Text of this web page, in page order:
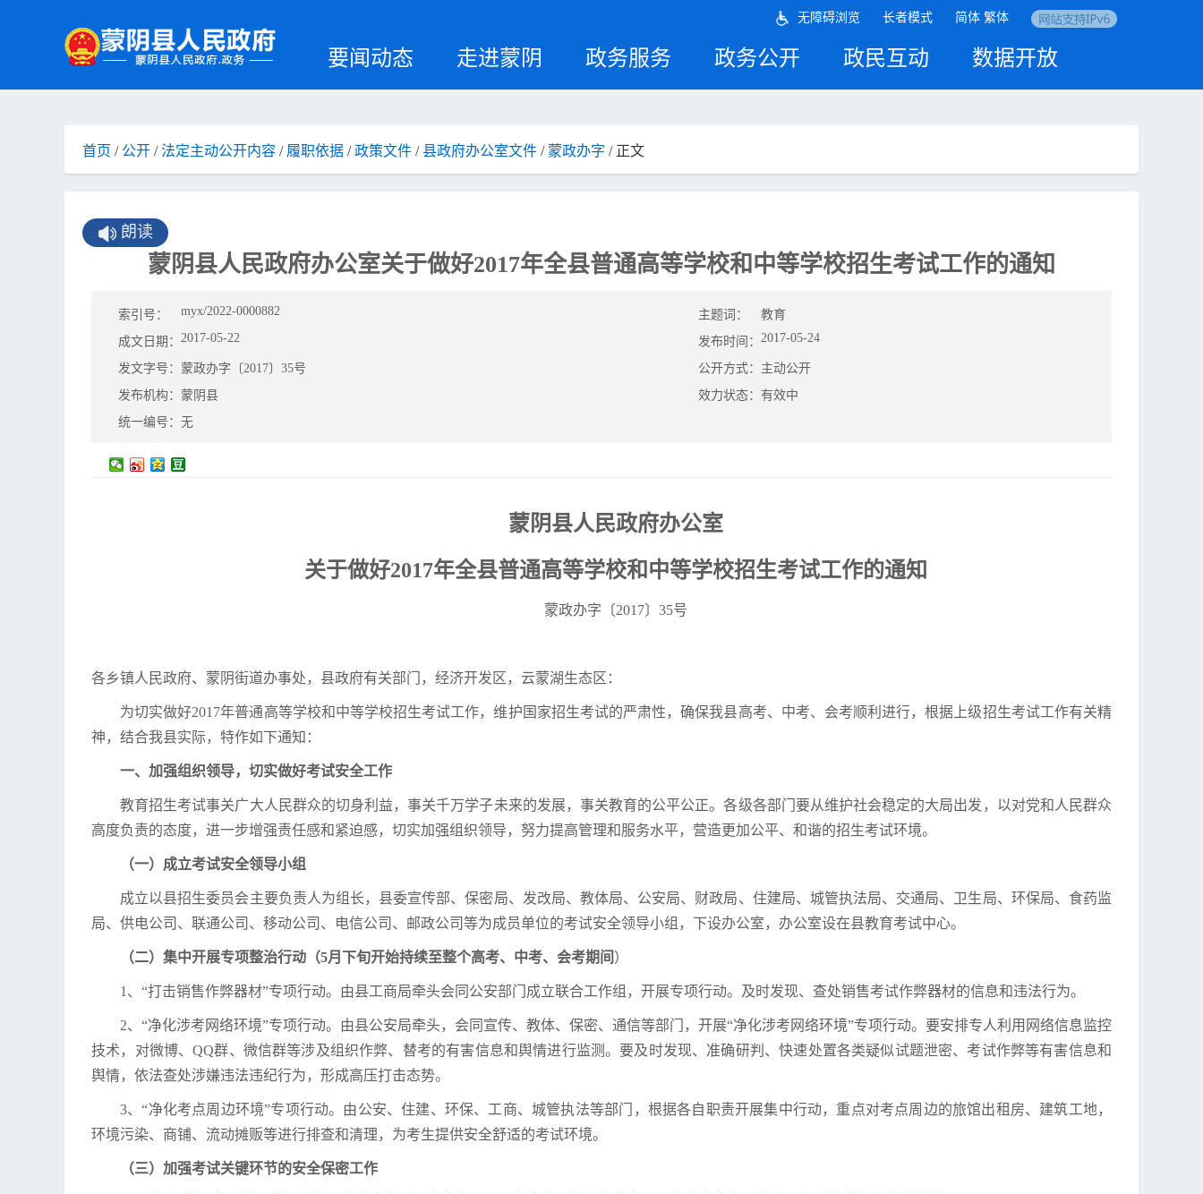
要闻动态 走进蒙阴 政务服务 政务公开 政民互动 数据开放
无障碍浏览 长者模式 简体 繁体
首页 / 公开 /法定主动公开内容 / 履职依据 /政策文件 / 县政府办公室文件 / 蒙政办字 / 正文
朗读
蒙阴县人民政府办公室关于做好2017年全县普通高等学校和中等学校招生考试工作的通知
索引号： myx/2022-0000882 主题词：
教育
成文日期： 2017-05-22 发布时间： 2017-05-24
发文字号： 蒙政办字〔2017〕35号 公开方式： 主动公开
发布机构： 蒙阴县 效力状态： 有效中
统一编号： 无
蒙阴县人民政府办公室
关于做好2017年全县普通高等学校和中等学校招生考试工作的通知
蒙政办字〔2017〕35号
各乡镇人民政府、蒙阴街道办事处，县政府有关部门，经济开发区，云蒙湖生态区：
为切实做好2017年普通高等学校和中等学校招生考试工作，维护国家招生考试的严肃性，确保我县高考、中考、会考顺利进行，根据上级招生考试工作有关精
神，结合我县实际，特作如下通知：
一、加强组织领导，切实做好考试安全工作
教育招生考试事关广大人民群众的切身利益，事关千万学子未来的发展，事关教育的公平公正。各级各部门要从维护社会稳定的大局出发，以对党和人民群众
高度负责的态度，进一步增强责任感和紧迫感，切实加强组织领导，努力提高管理和服务水平，营造更加公平、和谐的招生考试环境。
（一）成立考试安全领导小组
成立以县招生委员会主要负责人为组长，县委宣传部、保密局、发改局、教体局、公安局、财政局、住建局、城管执法局、交通局、卫生局、环保局、食药监
局、供电公司、联通公司、移动公司、电信公司、邮政公司等为成员单位的考试安全领导小组，下设办公室，办公室设在县教育考试中心。
（二）集中开展专项整治行动（5月下旬开始持续至整个高考、中考、会考期间 ）
1、“打击销售作弊器材”专项行动。由县工商局牵头会同公安部门成立联合工作组，开展专项行动。及时发现、查处销售考试作弊器材的信息和违法行为。
2、“净化涉考网络环境”专项行动。由县公安局牵头，会同宣传、教体、保密、通信等部门，开展“净化涉考网络环境”专项行动。要安排专人利用网络信息监控
技术，对微博、QQ群、微信群等涉及组织作弊、替考的有害信息和舆情进行监测。要及时发现、准确研判、快速处置各类疑似试题泄密、考试作弊等有害信息和
舆情，依法查处涉嫌违法违纪行为，形成高压打击态势。
3、“净化考点周边环境”专项行动。由公安、住建、环保、工商、城管执法等部门，根据各自职责开展集中行动，重点对考点周边的旅馆出租房、建筑工地，
环境污染、商铺、流动摊贩等进行排查和清理，为考生提供安全舒适的考试环境。
（三）加强考试关键环节的安全保密工作